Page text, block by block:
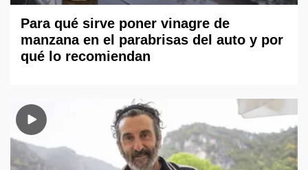
Para qué sirve poner vinagre de
manzana en el parabrisas del auto y por
qué lo recomiendan